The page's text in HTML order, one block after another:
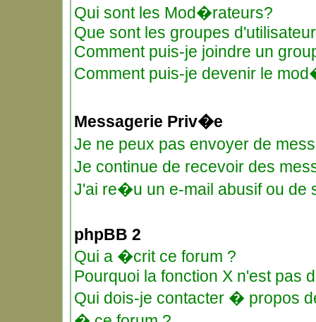
Qui sont les Mod�rateurs?
Que sont les groupes
Comment puis-je joindre un
Comment puis-je devenir le
Messagerie Priv�e
Je ne peux pas envoyer de
Je continue de recevoir des
J'ai re�u un e-mail abusif ou de
phpBB 2
Qui a �crit ce forum ?
Pourquoi la fonction X n'est pas
Qui dois-je contacter � propos